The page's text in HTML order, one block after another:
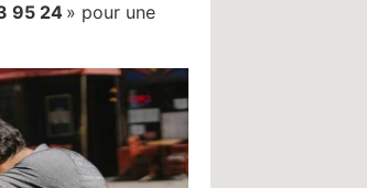
95 24 » pour une